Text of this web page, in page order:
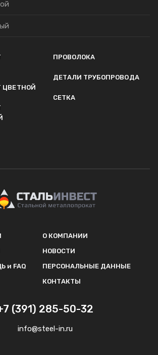
ЦВЕТНОЙ
ПРОВОЛОКА
ДЕТАЛИ ТРУБОПРОВОДА
СЕТКА
и FAQ
О КОМПАНИИ
НОВОСТИ
ПЕРСОНАЛЬНЫЕ ДАННЫЕ
КОНТАКТЫ
(391) 285-50-32
info@steel-in.ru